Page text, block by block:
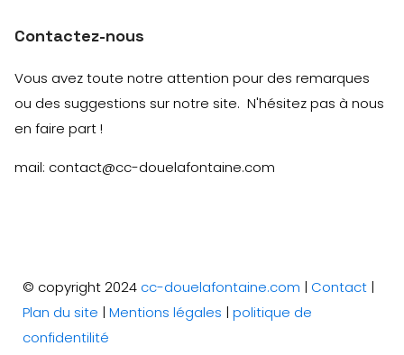
Contactez-nous
Vous avez toute notre attention pour des remarques
ou des suggestions sur notre site. N'hésitez pas à nous
en faire part !
mail: contact@cc-douelafontaine.com
© copyright 2024 cc-douelafontaine.com | Contact |
Plan du site |Mentions légales |politique de
confidentilité